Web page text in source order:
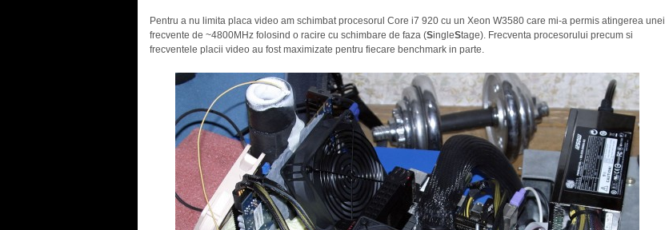
Pentru a nu limita placa video am schimbat procesorul Core i7 920 cu un Xeon W3580 care mi-a permis atingerea unei
frecvente de ~4800MHz folosind o racire cu schimbare de faza (SingleStage). Frecventa procesorului precum si
frecventele placii video au fost maximizate pentru fiecare benchmark in parte.